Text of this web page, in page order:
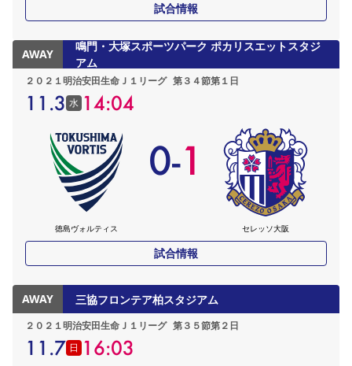
試合情報
AWAY
鳴門・大塚スポーツパーク ポカリスエットスタジ
アム
２０２１明治安田生命Ｊ１リーグ 第３４節第１日
11.3 水 14:04
徳島ヴォルティス
0-1
セレッソ大阪
試合情報
AWAY 三協フロンテア柏スタジアム
２０２１明治安田生命Ｊ１リーグ 第３５節第２日
11.7 日 16:03